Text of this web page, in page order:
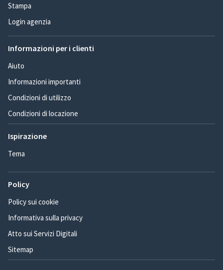
Stampa
Login agenzia
Informazioni per i clienti
Aiuto
Informazioni importanti
Condizioni di utilizzo
Condizioni di locazione
Ispirazione
Tema
Policy
Policy sui cookie
Informativa sulla privacy
Atto sui Servizi Digitali
Sitemap